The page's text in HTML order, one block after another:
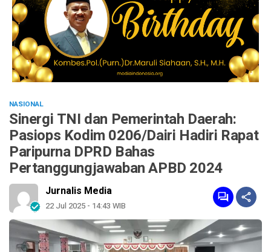
NASIONAL
Sinergi TNI dan Pemerintah Daerah:
Pasiops Kodim 0206/Dairi Hadiri Rapat
Paripurna DPRD Bahas
Pertanggungjawaban APBD 2024
Jurnalis Media
22 Jul 2025 - 14:43 WIB